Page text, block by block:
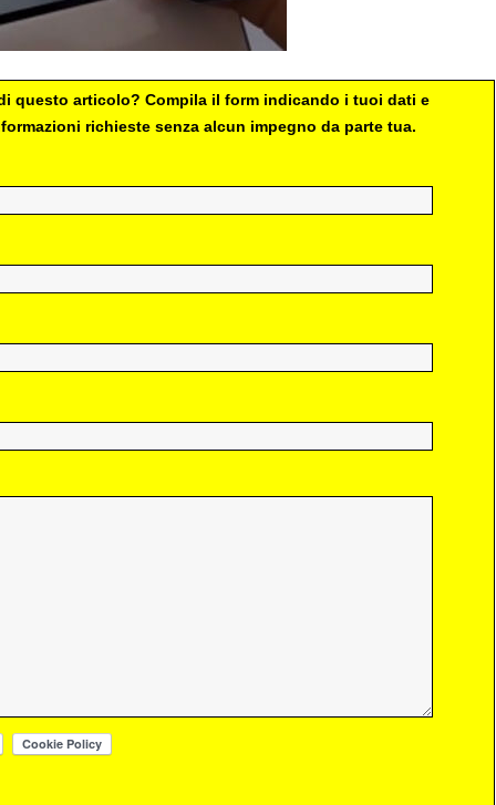
questo articolo? Compila il form indicando i tuoi dati e
richieste senza alcun impegno da parte tua.